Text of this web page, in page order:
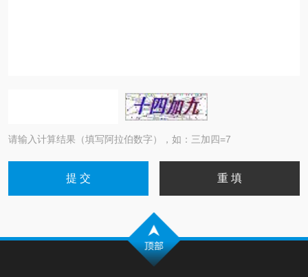
请输入计算结果（填写阿拉伯数字），如：三加四=7